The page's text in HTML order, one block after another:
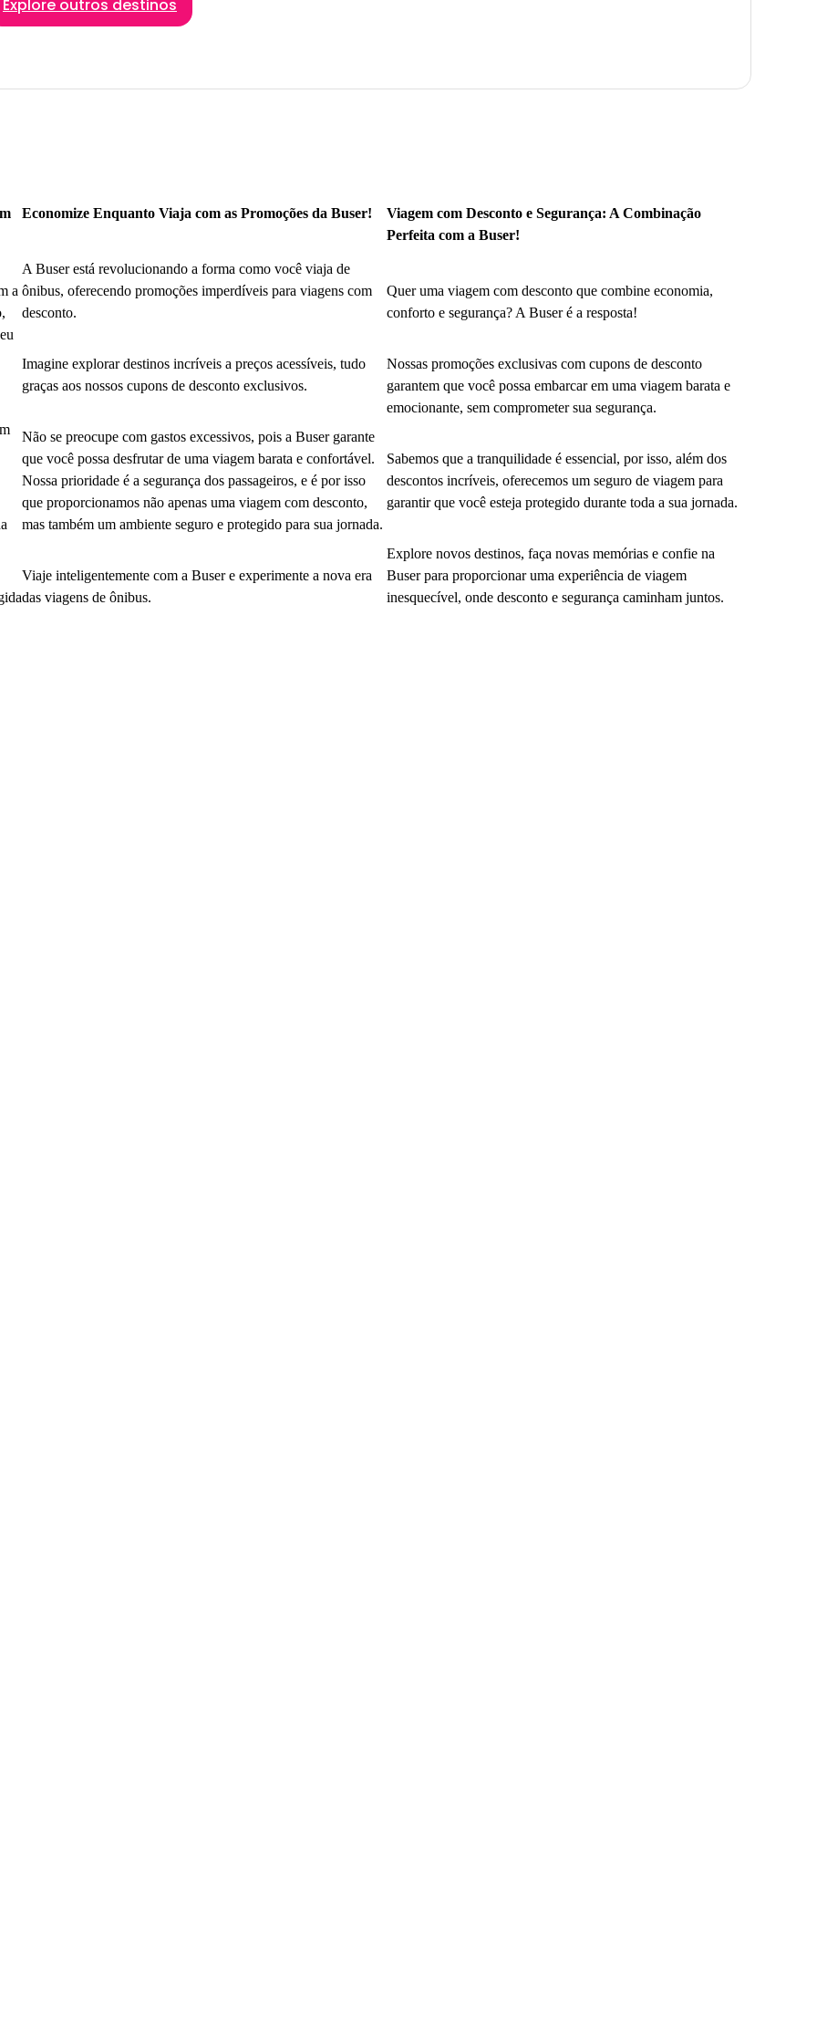
Explore outros destinos
a
Economize Enquanto Viaja com as Promoções da Buser!
A Buser está revolucionando a forma como você viaja de
ônibus, oferecendo promoções imperdíveis para viagens com
desconto.
Imagine explorar destinos incríveis a preços acessíveis, tudo
graças aos nossos cupons de desconto exclusivos.
Não se preocupe com gastos excessivos, pois a Buser garante
que você possa desfrutar de uma viagem barata e confortável.
Nossa prioridade é a segurança dos passageiros, e é por isso
que proporcionamos não apenas uma viagem com desconto,
mas também um ambiente seguro e protegido para sua jornada.
Viaje inteligentemente com a Buser e experimente a nova era
das viagens de ônibus.
Viagem com Desconto e Segurança: A Combinação
Perfeita com a Buser!
Quer uma viagem com desconto que combine economia,
conforto e segurança? A Buser é a resposta!
Nossas promoções exclusivas com cupons de desconto
garantem que você possa embarcar em uma viagem barata e
emocionante, sem comprometer sua segurança.
Sabemos que a tranquilidade é essencial, por isso, além dos
descontos incríveis, oferecemos um seguro de viagem para
garantir que você esteja protegido durante toda a sua jornada.
Explore novos destinos, faça novas memórias e confie na
Buser para proporcionar uma experiência de viagem
inesquecível, onde desconto e segurança caminham juntos.